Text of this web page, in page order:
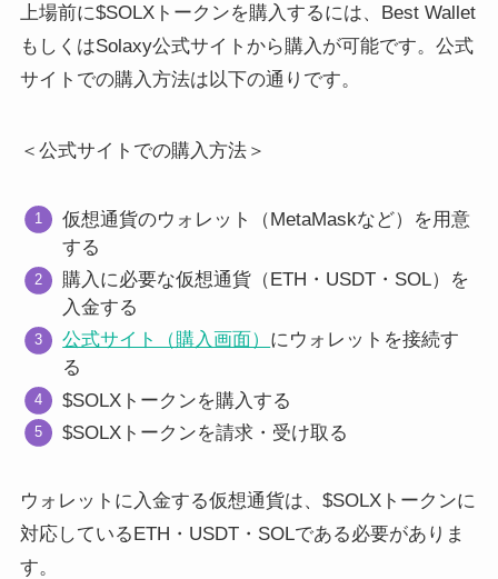
上場前に$SOLXトークンを購入するには、Best Wallet
もしくはSolaxy公式サイトから購入が可能です。公式
サイトでの購入方法は以下の通りです。
＜公式サイトでの購入方法＞
仮想通貨のウォレット（MetaMaskなど）を用意
する
購入に必要な仮想通貨（ETH・USDT・SOL）を
入金する
公式サイト（購入画面） にウォレットを接続す
る
$SOLXトークンを購入する
$SOLXトークンを請求・受け取る
ウォレットに入金する仮想通貨は、$SOLXトークンに
対応しているETH・USDT・SOLである必要がありま
す。